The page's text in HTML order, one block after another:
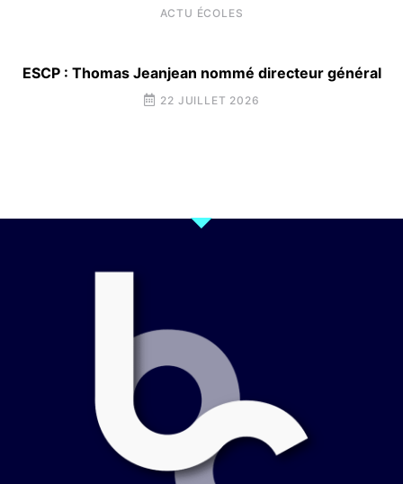
ACTU ÉCOLES
ESCP : Thomas Jeanjean nommé directeur général
22 JUILLET 2026